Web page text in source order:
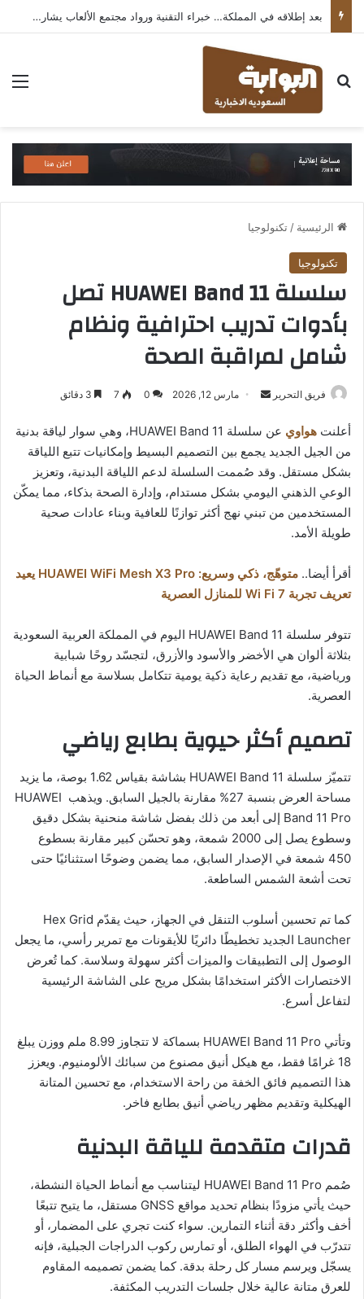
بعد إطلاقه في المملكة… خبراء التقنية ورواد مجتمع الألعاب يشاركون انطباعاتهم حول TECNO POVA 8 Pro 5G
بحث عن
الرئيسية / تكنولوجيا
تكنولوجيا
سلسلة HUAWEI Band 11 تصل
بأدوات تدريب احترافية ونظام
شامل لمراقبة الصحة
فريق التحرير
أرسل
إلكترونيا
مارس 12, 2026 0
7
أعلنت هواوي
عن سلسلة HUAWEI Band 11، وهي سوار لياقة بدنية
من الجيل الجديد يجمع بين التصميم البسيط وإمكانيات تتبع اللياقة
بشكل مستقل. وقد صُممت السلسلة لدعم اللياقة البدنية، وتعزيز
الوعي الذهني اليومي بشكل مستدام، وإدارة الصحة بذكاء، مما يمكّن
المستخدمين من تبني نهج أكثر توازنًا للعافية وبناء عادات صحية
طويلة الأمد.
أقرأ أيضا..
متوهّج، ذكي وسريع: HUAWEI WiFi Mesh X3 Pro يعيد
تعريف تجربة Wi Fi 7 للمنازل العصرية
تتوفر سلسلة HUAWEI Band 11 اليوم في المملكة العربية السعودية
بثلاثة ألوان هي الأخضر والأسود والأزرق، لتجسّد روحًا شبابية
ورياضية، مع تقديم رعاية ذكية يومية تتكامل بسلاسة مع أنماط الحياة
العصرية.
تصميم أكثر حيوية بطابع رياضي
تتميّز سلسلة HUAWEI Band 11 بشاشة بقياس 1.62 بوصة، ما يزيد
مساحة العرض بنسبة 27% مقارنة بالجيل السابق. ويذهب HUAWEI
Band 11 Pro إلى أبعد من ذلك بفضل شاشة منحنية بشكل دقيق
وسطوع يصل إلى 2000 شمعة، وهو تحسّن كبير مقارنة بسطوع
450 شمعة في الإصدار السابق، مما يضمن وضوحًا استثنائيًا حتى
تحت أشعة الشمس الساطعة.
كما تم تحسين أسلوب التنقل في الجهاز، حيث يقدّم Hex Grid
Launcher الجديد تخطيطًا دائريًا للأيقونات مع تمرير رأسي، ما يجعل
الوصول إلى التطبيقات والميزات أكثر سهولة وسلاسة. كما تُعرض
الاختصارات الأكثر استخدامًا بشكل مريح على الشاشة الرئيسية
لتفاعل أسرع.
وتأتي HUAWEI Band 11 Pro بسماكة لا تتجاوز 8.99 ملم ووزن يبلغ
18 غرامًا فقط، مع هيكل أنيق مصنوع من سبائك الألومنيوم. ويعزز
هذا التصميم فائق الخفة من راحة الاستخدام، مع تحسين المتانة
الهيكلية وتقديم مظهر رياضي أنيق بطابع فاخر.
قدرات متقدمة للياقة البدنية
صُمم HUAWEI Band 11 Pro ليتناسب مع أنماط الحياة النشطة،
حيث يأتي مزودًا بنظام تحديد مواقع GNSS مستقل، ما يتيح تتبعًا
أخف وأكثر دقة أثناء التمارين. سواء كنت تجري على المضمار، أو
تتدرّب في الهواء الطلق، أو تمارس ركوب الدراجات الجبلية، فإنه
يسجّل ويرسم مسار كل رحلة بدقة. كما يضمن تصميمه المقاوم
للعرق متانة عالية خلال جلسات التدريب المكثفة.